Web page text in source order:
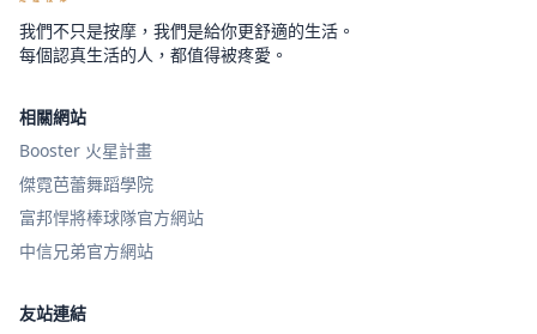
我們不只是按摩，我們是給你更舒適的生活。
每個認真生活的人，都值得被疼愛。
相關網站
Booster 火星計畫
傑霓芭蕾舞蹈學院
富邦悍將棒球隊官方網站
中信兄弟官方網站
友站連結